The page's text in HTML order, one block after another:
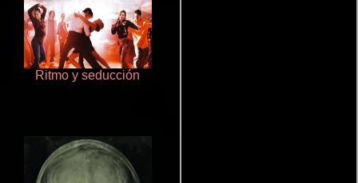
Ritmo y seducción